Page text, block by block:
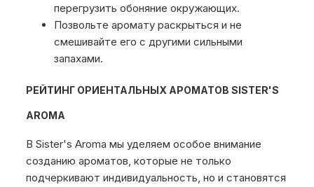
перегрузить обоняние окружающих.
Позвольте аромату раскрыться и не
смешивайте его с другими сильными
запахами.
РЕЙТИНГ ОРИЕНТАЛЬНЫХ АРОМАТОВ SISTER'S
AROMA
В Sister's Aroma мы уделяем особое внимание
созданию ароматов, которые не только
подчеркивают индивидуальность, но и становятся